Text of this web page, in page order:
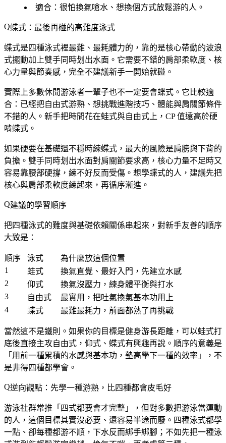
適合 ：很怕換氣嗆水、想換個方式放鬆游的人。
蝶式：最後再碰的高難度泳式
蝶式是四種泳式裡最難、最耗體力的，靠的是核心帶動的波浪
式擺動加上雙手同時划出水面。它需要不錯的肩部柔軟度、核
心力量與節奏感， 完全不建議新手一開始就碰 。
實際上多數休閒游泳者一輩子也不一定要會蝶式。它比較適
合：已經把自由式游熟、想挑戰進階技巧、體能與肩關節條件
不錯的人。新手把時間花在蛙式與自由式上，CP 值遠高於硬
啃蝶式。
如果硬要在基礎還不穩時練蝶式，最大的風險是肩膀與下背的
負擔。雙手同時划出水面對肩關節要求高，核心力量不足時又
容易靠腰部硬撐，練不好反而受傷。想學蝶式的人，建議先把
核心與肩部柔軟度練起來，再循序漸進。
建議的學習順序
把四種泳式的難度與基礎依賴關係串起來，對新手友善的順序
大致是：
順序 泳式
為什麼放這個位置
1
蛙式
換氣直覺、最好入門，先建立水感
2
仰式
換氣沒壓力，練身體平衡與打水
3
自由式
最實用，把吐氣換氣基本功用上
4
蝶式 最難最耗力，前面都熟了再挑戰
當然這不是鐵則。 如果你的目標是健身游長距離，可以蛙式打
底後直接主攻自由式 ，仰式、蝶式有興趣再說。順序的意義是
「用前一種累積的水感與基本功，墊高學下一種的效率」，不
是非得四種都學會。
逆向觀點：先學一種游熟，比四種都會皮毛好
游泳社群常推「四式都要會才完整」，但對多數把游泳當運動
的人，這個目標其實沒必要、還容易半途而廢。四種泳式都學
一點、卻每種都游不順，下水反而綁手綁腳；不如先把一種泳